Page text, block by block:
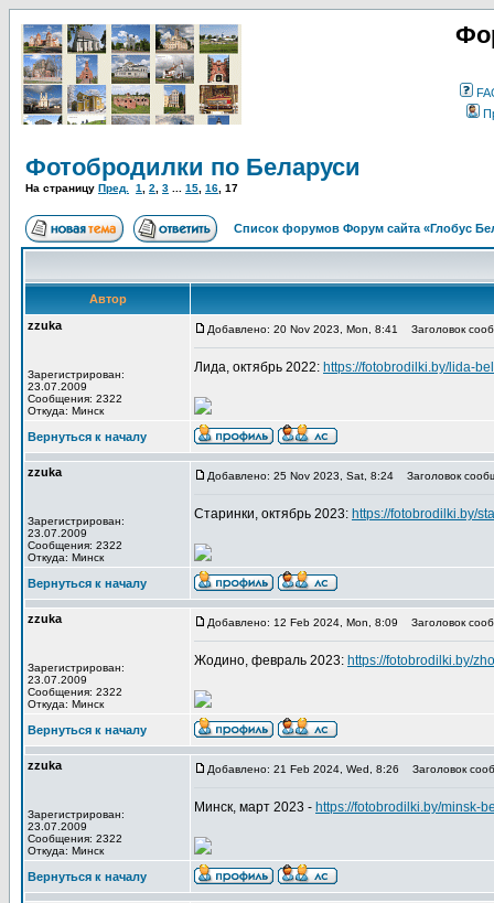
Фотобродилки по Беларуси
На страницу Пред. 1 2 3 15 16 17
Список форумов Форум сайта «Глобус
Автор
zzuka
Зарегистрирован:
23.07.2009
Сообщения: 2322
Откуда: Минск
Добавлено: 20 Nov 2023, Mon, 8:41 Заголовок
Лида, октябрь 2022: https://fotobrodilki.by/lida-
Вернуться к началу
zzuka
Зарегистрирован:
23.07.2009
Сообщения: 2322
Откуда: Минск
Добавлено: 25 Nov 2023, Sat, 8:24 Заголовок
Старинки, октябрь 2023: https://fotobrodilki.by/
Вернуться к началу
zzuka
Зарегистрирован:
23.07.2009
Сообщения: 2322
Откуда: Минск
Добавлено: 12 Feb 2024, Mon, 8:09 Заголовок
Жодино, февраль 2023: https://fotobrodilki.by/
Вернуться к началу
zzuka
Зарегистрирован:
23.07.2009
Сообщения: 2322
Откуда: Минск
Добавлено: 21 Feb 2024, Wed, 8:26 Заголовок
Минск, март 2023 - https://fotobrodilki.by/minsk-
Вернуться к началу